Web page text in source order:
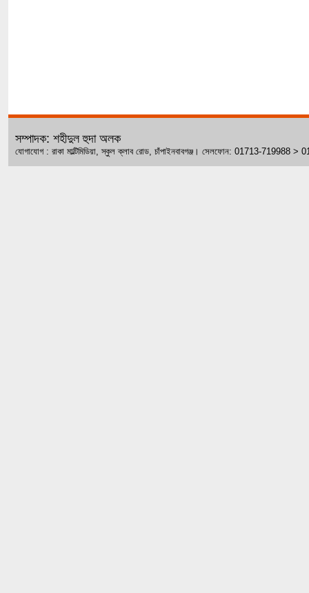
সম্পাদক: শহীদুল হুদা অলক
যোগাযোগ : রাকা মাল্টিমিডিয়া, স্কুল ক্লাব রোড, চাঁপাইনবাবগঞ্জ। সেলফোন: 01713-